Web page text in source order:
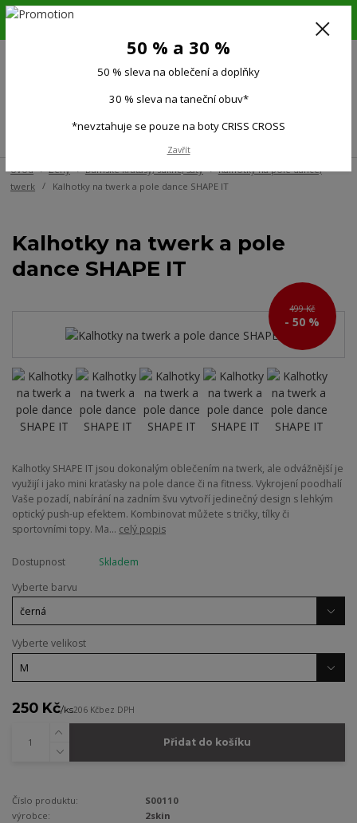
6.-16.8.26. DOVOLENÁ !!! 50 % SLEVA na všechno oblečení a doplňky !!!
(Po-Pá 9:00-15.00)
Úvod Ženy Dámské kraťasy, sukně, šaty
Kalhotky na pole dance,
twerk
Kalhotky na twerk a pole dance SHAPE IT
Kalhotky na twerk a pole
dance SHAPE IT
499 Kč
- 50 %
Kalhotky SHAPE IT jsou dokonalým oblečením na twerk, ale odvážnější je
využijí i jako mini kraťasky na pole dance či na fitness. Vykrojení poodhalí
Vaše pozadí, nabírání na zadním švu vytvoří jedinečný design s lehkým
optický push-up efektem. Kombinovat můžete s tričky, tílky či
sportovními topy. Ma... celý popis
Dostupnost
Skladem
Vyberte barvu
Vyberte velikost
250 Kč/ks206 Kčbez DPH
Přidat do košíku
Číslo produktu:
S00110
výrobce:
2skin
50 % a 30 %
50 % sleva na oblečení a doplňky
30 % sleva na taneční obuv*
*nevztahuje se pouze na boty CRISS CROSS
Zavřít